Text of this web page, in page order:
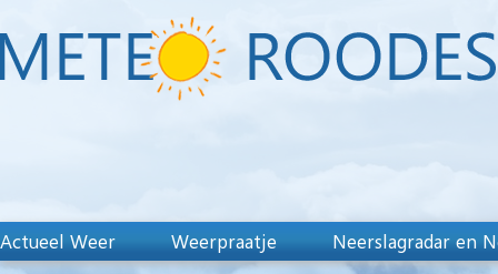
Actueel Weer Weerpraatje Neerslagradar en